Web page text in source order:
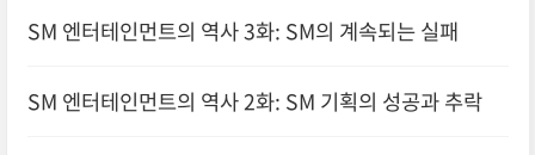
SM 엔터테인먼트의 역사 3화: SM의 계속되는 실패
SM 엔터테인먼트의 역사 2화: SM 기획의 성공과 추락